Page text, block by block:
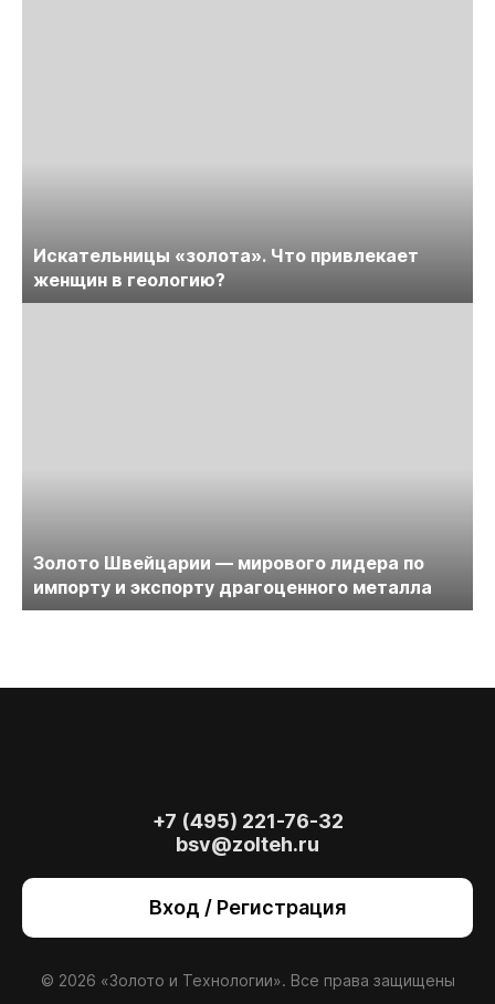
Искательницы «золота». Что привлекает
женщин в геологию?
Золото Швейцарии — мирового лидера по
импорту и экспорту драгоценного металла
+7 (495) 221-76-32
bsv@zolteh.ru
Вход / Регистрация
© 2026 «Золото и Технологии». Все права защищены
также для анализа сайта и улучшения
сайт, вы даете согласиена использование